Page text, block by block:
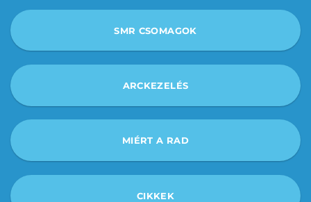
SMR CSOMAGOK
ARCKEZELÉS
MIÉRT A RAD
CIKKEK